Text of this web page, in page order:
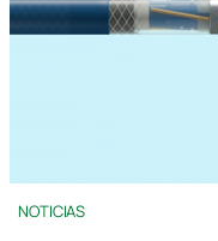
NOTICIAS